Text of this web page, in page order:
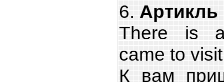
6.
There is
came to
К вам